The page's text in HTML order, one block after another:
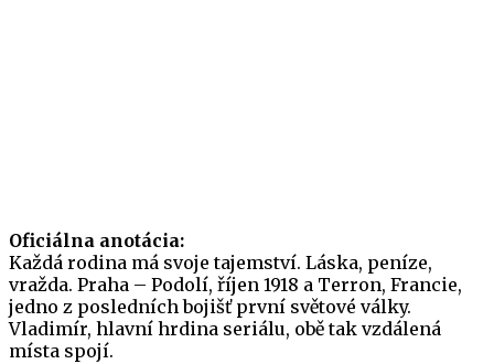
Oficiálna anotácia:
Každá rodina má svoje tajemství. Láska, peníze,
vražda. Praha – Podolí, říjen 1918 a Terron, Francie,
jedno z posledních bojišť první světové války.
Vladimír, hlavní hrdina seriálu, obě tak vzdálená
místa spojí.